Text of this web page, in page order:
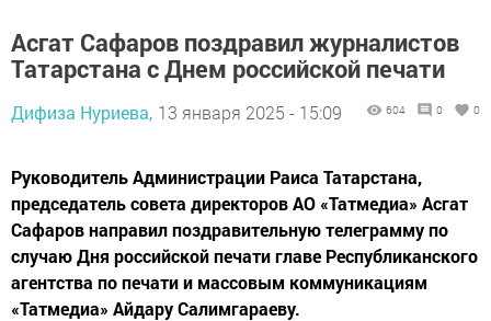
Асгат Сафаров поздравил журналистов
Татарстана с Днем российской печати
Дифиза Нуриева, 13 января 2025 - 15:09 604 0 0
Руководитель Администрации Раиса Татарстана,
председатель совета директоров АО «Татмедиа» Асгат
Сафаров направил поздравительную телеграмму по
случаю Дня российской печати главе Республиканского
агентства по печати и массовым коммуникациям
«Татмедиа» Айдару Салимгараеву.